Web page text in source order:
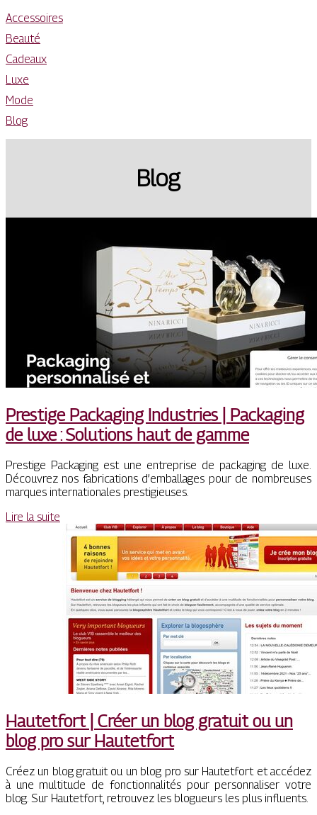
Accessoires
Beauté
Cadeaux
Luxe
Mode
Blog
Blog
Prestige Packaging Industries | Packaging
de luxe : Solutions haut de gamme
Prestige Packaging est une entreprise de packaging de luxe.
Découvrez nos fabrications d’emballages pour de nombreuses
marques internationales prestigieuses.
Lire la suite
Hautetfort | Créer un blog gratuit ou un
blog pro sur Hautetfort
Créez un blog gratuit ou un blog pro sur Hautetfort et accédez
à une multitude de fonctionnalités pour personnaliser votre
blog. Sur Hautetfort, retrouvez les blogueurs les plus influents.